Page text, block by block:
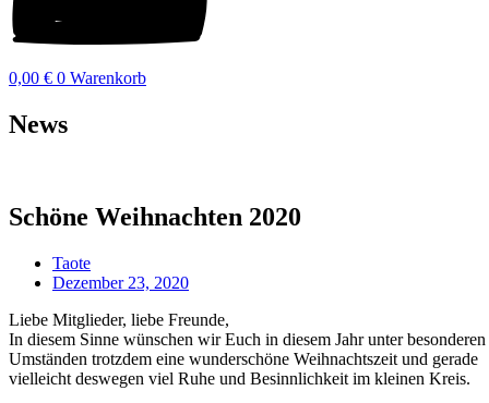
0,00 € 0 Warenkorb
News
Schöne Weihnachten 2020
Taote
Dezember 23, 2020
Liebe Mitglieder, liebe Freunde,
In diesem Sinne wünschen wir Euch in diesem Jahr unter besonderen
Umständen trotzdem eine wunderschöne Weihnachtszeit und gerade
vielleicht deswegen viel Ruhe und Besinnlichkeit im kleinen Kreis.